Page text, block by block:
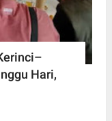
Hari,